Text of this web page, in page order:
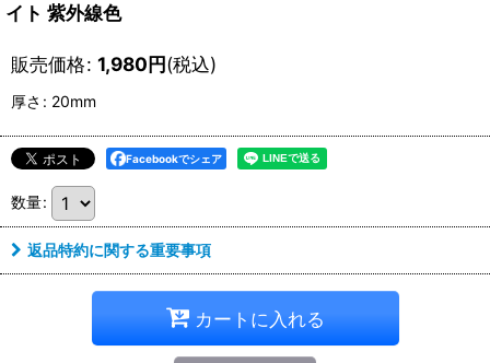
イト 紫外線色
販売価格: 1,980円(税込)
厚さ : 20mm
Facebookでシェア
数量:
返品特約に関する重要事項
カートに入れる